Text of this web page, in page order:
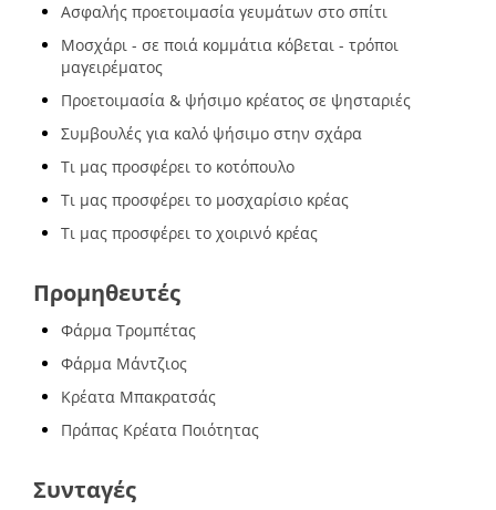
Ασφαλής προετοιμασία γευμάτων στο σπίτι
Μοσχάρι - σε ποιά κομμάτια κόβεται - τρόποι
μαγειρέματος
Προετοιμασία & ψήσιμο κρέατος σε ψησταριές
Συμβουλές για καλό ψήσιμο στην σχάρα
Τι μας προσφέρει το κοτόπουλο
Τι μας προσφέρει το μοσχαρίσιο κρέας
Τι μας προσφέρει το χοιρινό κρέας
Προμηθευτές
Φάρμα Τρομπέτας
Φάρμα Μάντζιος
Κρέατα Μπακρατσάς
Πράπας Κρέατα Ποιότητας
Συνταγές